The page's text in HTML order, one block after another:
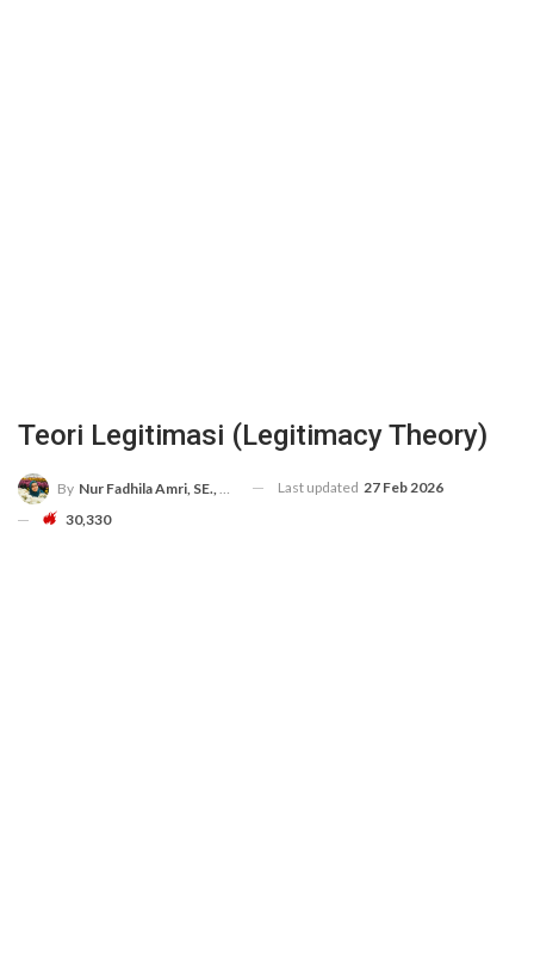
Teori Legitimasi (Legitimacy Theory)
By Nur Fadhila Amri, SE., Ak., M.Si Last updated 27 Feb 2026
30,330